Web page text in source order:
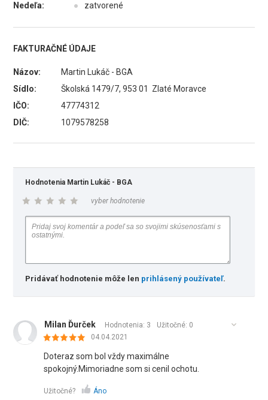
Nedeľa:
● zatvorené
FAKTURAČNÉ ÚDAJE
Názov:
Martin Lukáč - BGA
Sídlo:
Školská 1479/7, 953 01 Zlaté Moravce
IČO:
47774312
DIČ:
1079578258
Hodnotenia Martin Lukáč - BGA
vyber hodnotenie
Pridávať hodnotenie môže len prihlásený používateľ.
Milan Ďurček Hodnotenia: 3 Užitočné: 0
04.04.2021
Doteraz som bol vždy maximálne
spokojný.Mimoriadne som si cenil ochotu.
Užitočné? Áno